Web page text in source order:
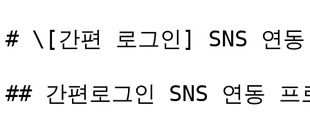
# \[간편 로그인] SNS 연동
## 간편로그인 SNS 연동 프